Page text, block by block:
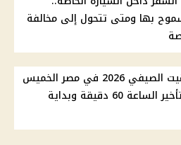
بها ومتى تتحول إلى مخالفة
انتهاء التوقيت الصيفي 2026 في مصر الخميس
29 أكتوبر وتأخير الساعة 60 دقيقة وبداية